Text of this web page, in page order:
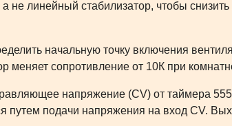
а не линейный стабилизатор, чтобы
начальную точку включения
сопротивление от 10К при
напряжение (CV) от таймера
путем подачи напряжения на вход CV.